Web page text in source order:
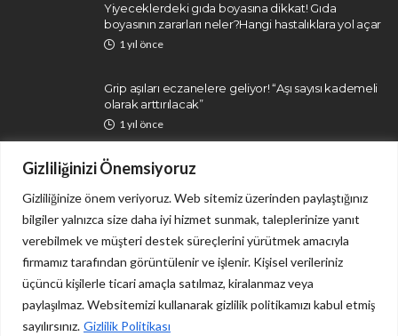
Gizliliğinizi Önemsiyoruz
Gizliliğinize önem veriyoruz. Web sitemiz üzerinden paylaştığınız
bilgiler yalnızca size daha iyi hizmet sunmak, taleplerinize yanıt
verebilmek ve müşteri destek süreçlerini yürütmek amacıyla
firmamız tarafından görüntülenir ve işlenir. Kişisel verileriniz
üçüncü kişilerle ticari amaçla satılmaz, kiralanmaz veya
paylaşılmaz. Websitemizi kullanarak gizlilik politikamızı kabul etmiş
sayılırsınız. Gizlilik Politikası
Yiyeceklerdeki gıda boyasına dikkat! Gıda
boyasının zararları neler?Hangi hastalıklara yol açar
1 yıl önce
Grip aşıları eczanelere geliyor! “Aşı sayısı kademeli
olarak arttırılacak”
1 yıl önce
İletişim Gizlilik Politikası